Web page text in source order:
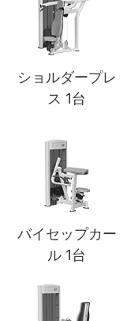
ショルダープレ
ス 1台
バイセップカー
ル 1台